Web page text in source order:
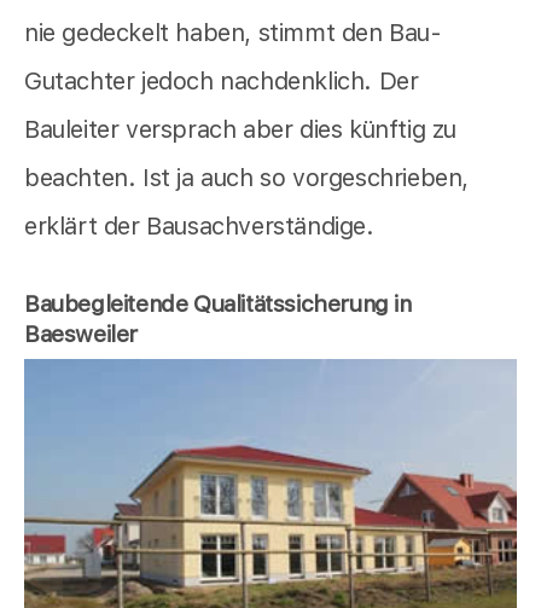
nie gedeckelt haben, stimmt den Bau-
Gutachter jedoch nachdenklich. Der
Bauleiter versprach aber dies künftig zu
beachten. Ist ja auch so vorgeschrieben,
erklärt der Bausachverständige.
Baubegleitende Qualitätssicherung in
Baesweiler